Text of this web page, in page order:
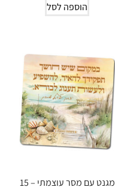
הוספה לסל
מגנט עם מסר עוצמתי – 15